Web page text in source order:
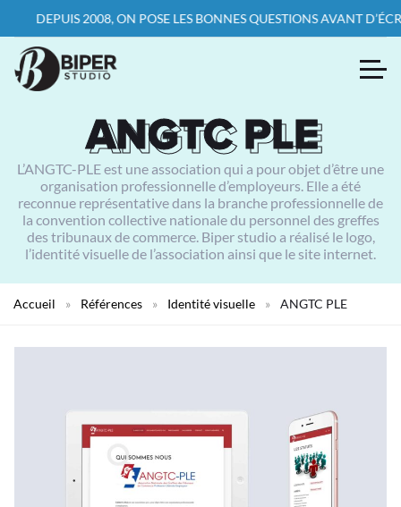
2008, ON POSE LES BONNES QUESTIONS AVANT D’ÉCRIRE
ANGTC PLE
ANGTC PLE
L’ANGTC-PLE est une association qui a pour objet d’être une
organisation professionnelle d’employeurs. Elle a été
reconnue représentative dans la branche professionnelle de
la convention collective nationale du personnel des greffes
des tribunaux de commerce. Biper studio a réalisé le logo,
l’identité visuelle de l’association ainsi que le site internet.
Accueil » Références » Identité visuelle » ANGTC PLE